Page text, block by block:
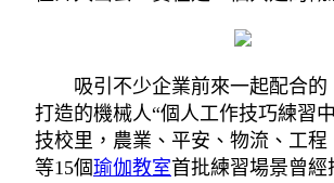
吸引不少企業前來一起配合的
打造的機械人“個人工作技巧練習
技校里，農業、平安、物流、工程
等15個瑜伽教室首批練習場景曾經